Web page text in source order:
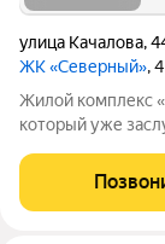
улица Качалова,
ЖК «Северный»,
Жилой комплекс «Северный» это
который уже
жизни. Новый